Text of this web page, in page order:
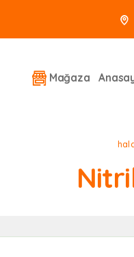
Mağaza